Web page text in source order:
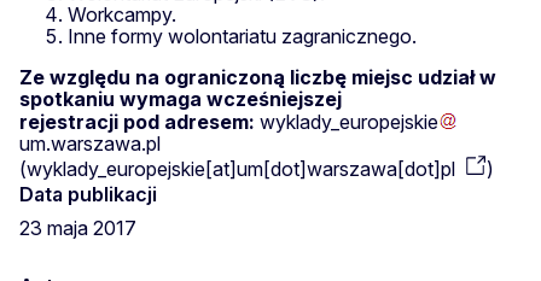
Workcampy.
Inne formy wolontariatu zagranicznego.
Ze względu na ograniczoną liczbę miejsc udział w
spotkaniu wymaga wcześniejszej
rejestracji pod adresem: wyklady_europejskie
um.warszawa.pl
(wyklady_europejskie[at]um[dot]warszawa[dot]pl
)
Data publikacji
23 maja 2017